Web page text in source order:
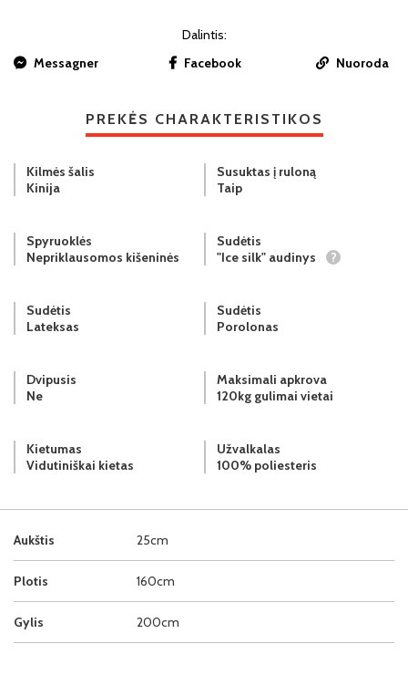
Dalintis:
Messagner
Facebook Nuoroda
PREKĖS CHARAKTERISTIKOS
Aukštis 25cm
Plotis 160cm
Gylis 200cm
Kilmės šalis
Kinija
Susuktas į ruloną
Taip
Spyruoklės
Nepriklausomos kišeninės
Sudėtis
"Ice silk" audinys
?
Sudėtis
Lateksas
Sudėtis
Porolonas
Dvipusis
Ne
Maksimali apkrova
120kg gulimai vietai
Kietumas
Vidutiniškai kietas
Užvalkalas
100% poliesteris